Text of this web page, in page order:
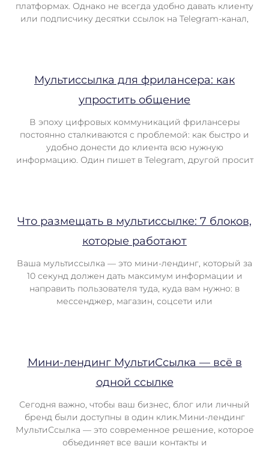
платформах. Однако не всегда удобно давать клиенту
или подписчику десятки ссылок на Telegram-канал,
Мультиссылка для фрилансера: как
упростить общение
В эпоху цифровых коммуникаций фрилансеры
постоянно сталкиваются с проблемой: как быстро и
удобно донести до клиента всю нужную
информацию. Один пишет в Telegram, другой просит
Что размещать в мультиссылке: 7 блоков,
которые работают
Ваша мультиссылка — это мини-лендинг, который за
10 секунд должен дать максимум информации и
направить пользователя туда, куда вам нужно: в
мессенджер, магазин, соцсети или
Мини-лендинг МультиСсылка — всё в
одной ссылке
Сегодня важно, чтобы ваш бизнес, блог или личный
бренд были доступны в один клик.Мини-лендинг
МультиСсылка — это современное решение, которое
объединяет все ваши контакты и